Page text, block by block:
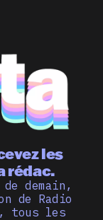
les
rédac.
demain,
de Radio
tous les